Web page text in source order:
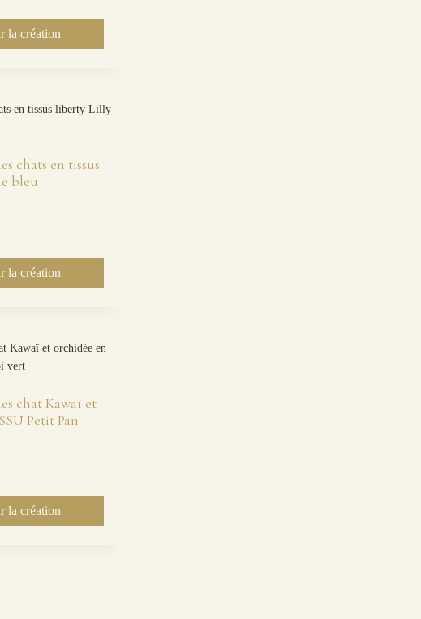
la création
chats en tissus
bleu
la création
chat Kawaï et
Petit Pan
la création